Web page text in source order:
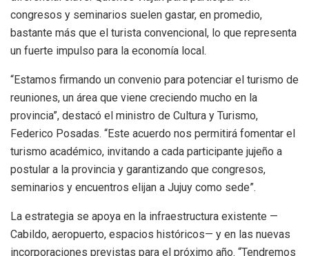
congresos y seminarios suelen gastar, en promedio,
bastante más que el turista convencional, lo que representa
un fuerte impulso para la economía local.
“Estamos firmando un convenio para potenciar el turismo de
reuniones, un área que viene creciendo mucho en la
provincia”, destacó el ministro de Cultura y Turismo,
Federico Posadas. “Este acuerdo nos permitirá fomentar el
turismo académico, invitando a cada participante jujeño a
postular a la provincia y garantizando que congresos,
seminarios y encuentros elijan a Jujuy como sede”.
La estrategia se apoya en la infraestructura existente —
Cabildo, aeropuerto, espacios históricos— y en las nuevas
incorporaciones previstas para el próximo año. “Tendremos